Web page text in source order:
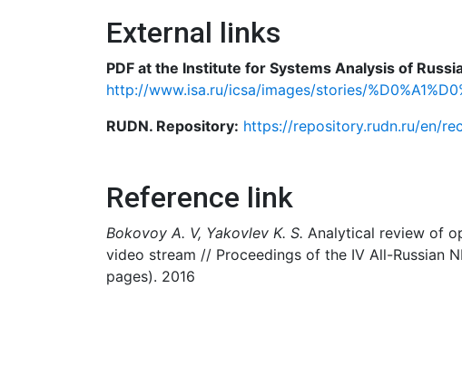
External links
PDF at the Institute for Systems Analysis of
http://www.isa.ru/icsa/images/stories/
RUDN. Repository: https://repository.rudn.ru/en/
Reference link
Bokovoy A. V, Yakovlev K. S. Analytical review of
video stream // Proceedings of the IV All-Russian
pages). 2016